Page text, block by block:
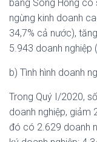
bằng Sông Hồng có
ngừng kinh doanh
34,7% cả nước),
5.943 doanh nghiệp
b) Tình hình doanh
Trong Quý I/2020,
doanh nghiệp, giảm
đó có 2.629 doanh